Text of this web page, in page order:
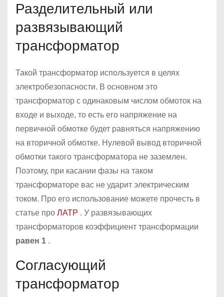
Разделительный или
развязывающий
трансформатор
Такой трансформатор используется в целях
электробезопасности. В основном это
трансформатор с одинаковым числом обмоток на
входе и выходе, то есть его напряжение на
первичной обмотке будет равняться напряжению
на вторичной обмотке. Нулевой вывод вторичной
обмотки такого трансформатора не заземлен.
Поэтому, при касании фазы на таком
трансформаторе вас не ударит электрическим
током. Про его использование можете прочесть в
статье про ЛАТР . У развязывающих
трансформаторов коэффициент трансформации
равен 1 .
Согласующий
трансформатор